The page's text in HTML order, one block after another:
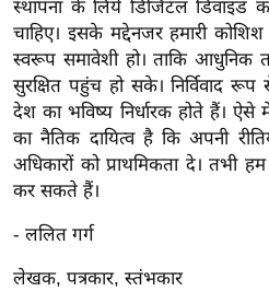
स्थ
ल
फि
ट
ने
स
मं
रि
ले
स्थापना के लिये डिजिटल डिवाइड
चाहिए। इसके मद्देनजर हमारी
स्वरूप समावेशी हो। ताकि आधुनिक
सुरक्षित पहुंच हो सके। निर्विवाद
देश का भविष्य निर्धारक होते हैं।
का नैतिक दायित्व है कि अपनी
अधिकारों को प्राथमिकता दे। तभी
कर सकते हैं।
- ललित गर्ग
लेखक, पत्रकार, स्तंभकार